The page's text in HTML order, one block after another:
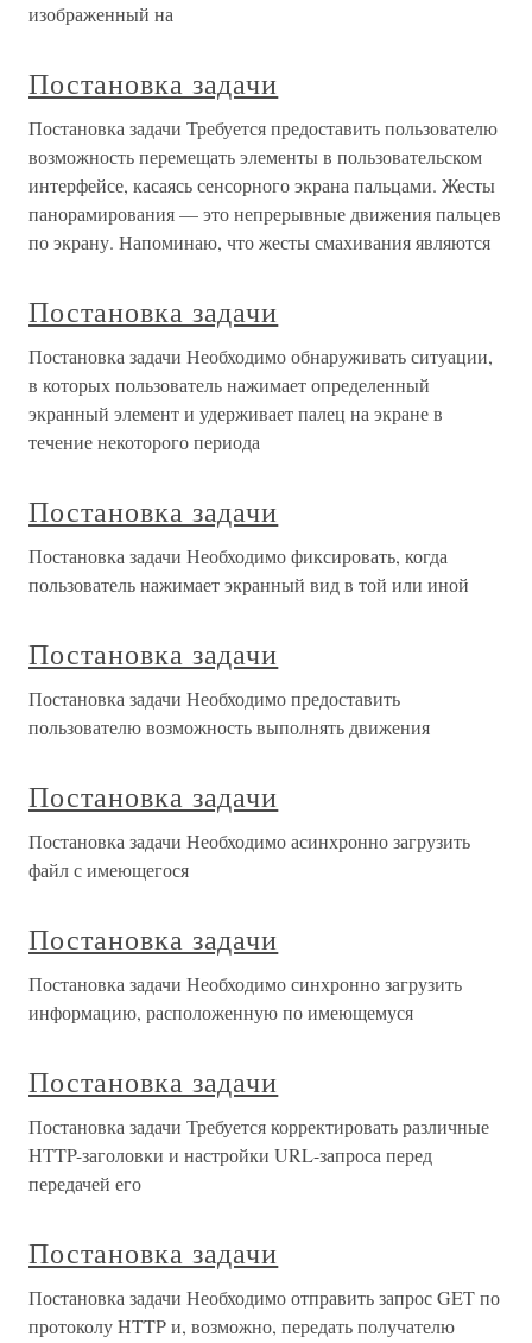
изображенный на
Постановка задачи
Постановка задачи Требуется предоставить пользователю
возможность перемещать элементы в пользовательском
интерфейсе, касаясь сенсорного экрана пальцами. Жесты
панорамирования — это непрерывные движения пальцев
по экрану. Напоминаю, что жесты смахивания являются
Постановка задачи
Постановка задачи Необходимо обнаруживать ситуации,
в которых пользователь нажимает определенный
экранный элемент и удерживает палец на экране в
течение некоторого периода
Постановка задачи
Постановка задачи Необходимо фиксировать, когда
пользователь нажимает экранный вид в той или иной
Постановка задачи
Постановка задачи Необходимо предоставить
пользователю возможность выполнять движения
Постановка задачи
Постановка задачи Необходимо асинхронно загрузить
файл с имеющегося
Постановка задачи
Постановка задачи Необходимо синхронно загрузить
информацию, расположенную по имеющемуся
Постановка задачи
Постановка задачи Требуется корректировать различные
HTTP-заголовки и настройки URL-запроса перед
передачей его
Постановка задачи
Постановка задачи Необходимо отправить запрос GET по
протоколу HTTP и, возможно, передать получателю